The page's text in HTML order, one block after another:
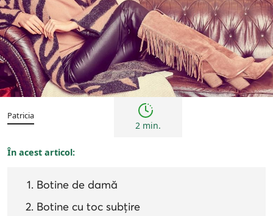
Femei
Patricia
2 min.
În acest articol:
Botine de damă
Botine cu toc subțire